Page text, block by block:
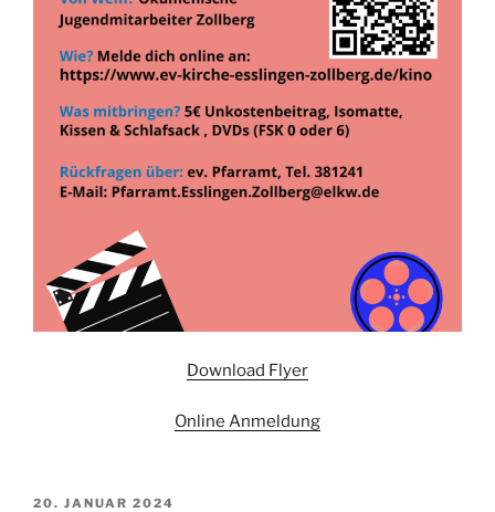
Download Flyer
Online Anmeldung
VERÖFFENTLICHT
20. JANUAR 2024